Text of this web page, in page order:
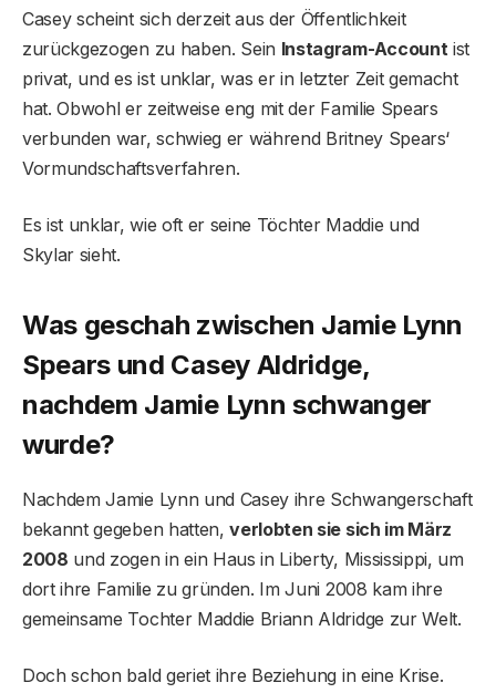
Casey scheint sich derzeit aus der Öffentlichkeit
zurückgezogen zu haben. Sein Instagram-Account ist
privat, und es ist unklar, was er in letzter Zeit gemacht
hat. Obwohl er zeitweise eng mit der Familie Spears
verbunden war, schwieg er während Britney Spears‘
Vormundschaftsverfahren.
Es ist unklar, wie oft er seine Töchter Maddie und
Skylar sieht.
Was geschah zwischen Jamie Lynn
Spears und Casey Aldridge,
nachdem Jamie Lynn schwanger
wurde?
Nachdem Jamie Lynn und Casey ihre Schwangerschaft
bekannt gegeben hatten,verlobten sie sich im März
2008 und zogen in ein Haus in Liberty, Mississippi, um
dort ihre Familie zu gründen. Im Juni 2008 kam ihre
gemeinsame Tochter Maddie Briann Aldridge zur Welt.
Doch schon bald geriet ihre Beziehung in eine Krise.